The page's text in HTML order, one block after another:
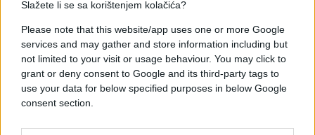
Slažete li se sa korištenjem kolačića?
Please note that this website/app uses one or more Google
services and may gather and store information including but
not limited to your visit or usage behaviour. You may click to
grant or deny consent to Google and its third-party tags to
use your data for below specified purposes in below Google
consent section.
mogu upućivati na anafilaktičku reakciju. U takvim
situacijama potrebno je odmah potražiti hitnu
medicinsku pomoć jer anafilaksija može biti
životno ugrožavajuće stanje. Osobama koje znaju
da su alergične liječnici često preporučuju nošenje
adrenalinskog autoinjektora kako bi mogli odmah
reagirati.